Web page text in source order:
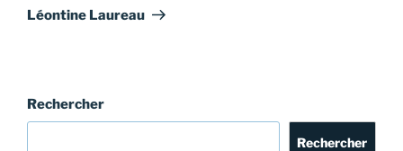
suivant
Léontine Laureau
Rechercher
Rechercher